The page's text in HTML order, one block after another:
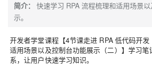
简介：
快速学习 RPA 流程梳理和适用场景
示。
开发者学堂课程【4节课走进 RPA 低代码开发
适用场景以及控制台功能展示（二）】学习笔
系，让用户快速学习知识。